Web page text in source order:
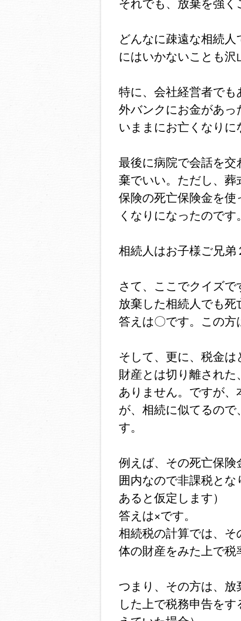
それでも、放棄を強く
どんなに疎遠な相続
にはいかないことも沢
特に、会社経営者で
外バンクにお金があ
いままにお亡くなりに
最後に病院で会話を
棄でいい。ただし、
保険の死亡保険金を
くなりになったのです。
相続人はお子様ご兄弟
さて、ここでクイズで
放棄した相続人でも死
答えは〇です。この方
そして、更に、税金
財産とは切り離され
ありません。ですが
が、相続に似てるの
す。
例えば、その死亡保
囲内なので非課税と
あると仮定します）
答えは×です。
相続税の計算では、
体の財産をみた上で税
つまり、その方は、
した上で税務申告を